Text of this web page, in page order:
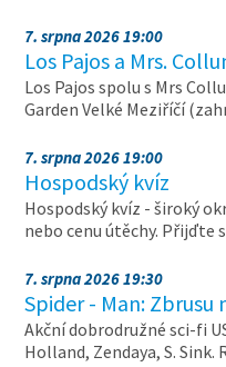
7. srpna 2026 19:00
Los Pajos a Mrs.
Los Pajos spolu s Mrs
Garden Velké Meziříčí
7. srpna 2026 19:00
Hospodský kvíz
Hospodský kvíz - široký
nebo cenu útěchy.
7. srpna 2026 19:30
Spider - Man: Zbrusu
Akční dobrodružné sci-fi
Holland, Zendaya, S.